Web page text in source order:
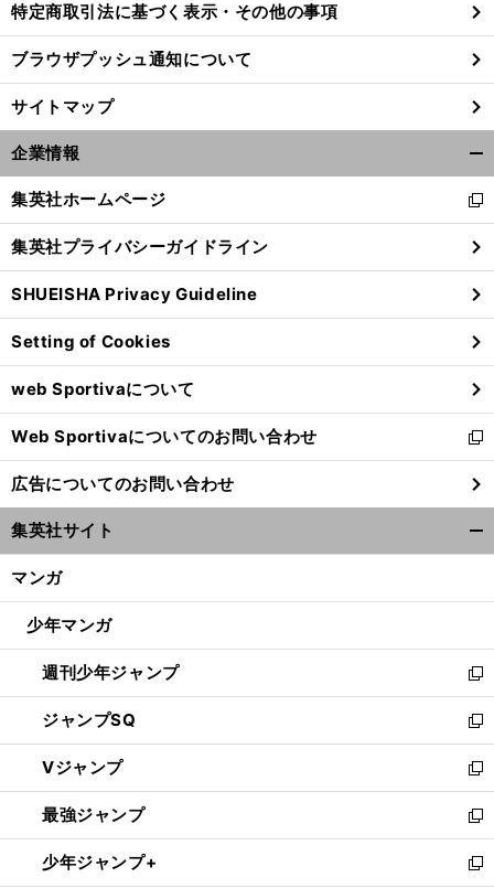
。
特定商取引法に基づく表示・その他の事項
ブラウザプッシュ通知について
サイトマップ
企業情報
閉
る
集英社ホームページ
新
し
い
ウ
ィ
ン
ド
ウ
で
開
く
集英社プライバシーガイドライン
SHUEISHA Privacy Guideline
Setting of Cookies
web Sportivaについて
Web Sportivaについてのお問い合わせ
新
し
い
ウ
ィ
ン
ウ
開
く
広告についてのお問い合わせ
集英社サイト
マンガ
少年マンガ
週刊少年ジャンプ
新
し
い
ウ
ィ
ン
ド
ウ
で
ジャンプSQ
新
し
い
ウ
ィ
ン
ド
Vジャンプ
新
し
い
ウ
ィ
最強ジャンプ
新
し
い
少年ジャンプ+
新